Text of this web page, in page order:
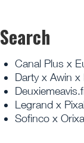
Search
Canal Plus x
Darty x Awin x
Legrand x
Sofinco x Orixa